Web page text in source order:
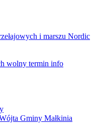
i marszu Nordic
wolny termin info
Gminy Małkinia